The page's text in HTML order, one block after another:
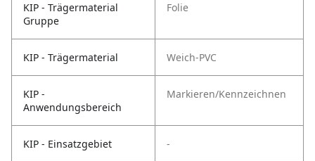
KIP - Trägermaterial
Gruppe
Folie
KIP - Trägermaterial Weich-PVC
KIP -
Anwendungsbereich
Markieren/Kennzeichnen
KIP - Einsatzgebiet -